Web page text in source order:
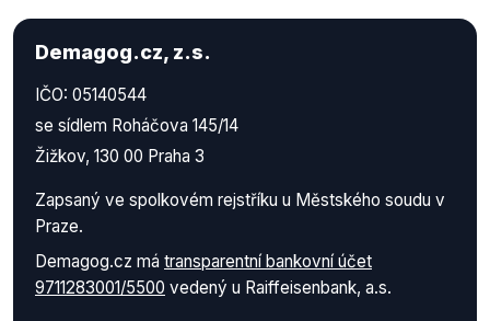
Demagog.cz, z.s.
IČO: 05140544
se sídlem Roháčova 145/14
Žižkov, 130 00 Praha 3
Zapsaný ve spolkovém rejstříku u Městského soudu v
Praze.
Demagog.cz má transparentní bankovní účet
9711283001/5500 vedený u Raiffeisenbank, a.s.